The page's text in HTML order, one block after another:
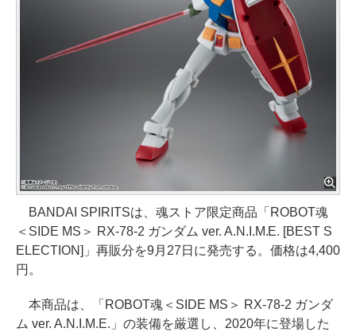
BANDAI SPIRITSは、魂ストア限定商品「ROBOT魂
＜SIDE MS＞ RX-78-2 ガンダム ver. A.N.I.M.E. [BEST S
ELECTION]」再販分を9月27日に発売する。価格は4,400
円。
本商品は、「ROBOT魂＜SIDE MS＞ RX-78-2 ガンダ
ム ver. A.N.I.M.E.」の装備を厳選し、2020年に登場した